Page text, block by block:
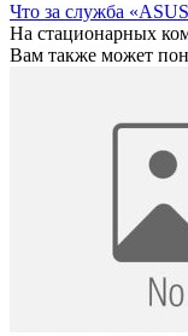
Что за служба
На стационарных
Вам также может